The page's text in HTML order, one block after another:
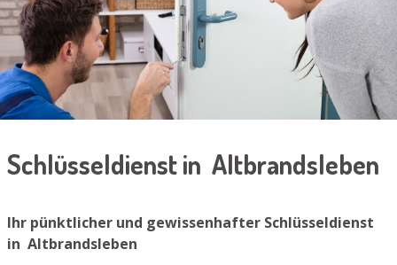
Schlüsseldienst in Altbrandsleben
Ihr pünktlicher und gewissenhafter Schlüsseldienst
in Altbrandsleben